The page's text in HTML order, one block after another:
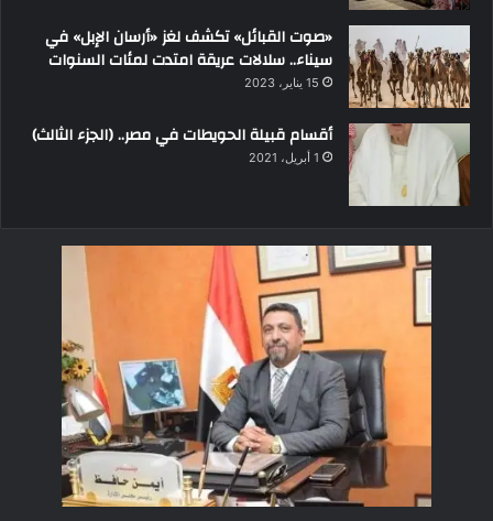
«صوت القبائل» تكشف لغز «أرسان الإبل» في
سيناء.. سلالات عريقة امتدت لمئات السنوات
15 يناير، 2023
أقسام قبيلة الحويطات في مصر.. (الجزء الثالث)
1 أبريل، 2021